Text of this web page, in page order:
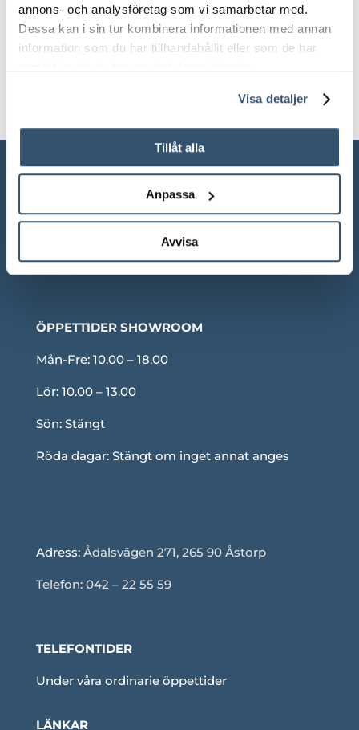
annons- och analysföretag som vi samarbetar med.
Dessa kan i sin tur kombinera informationen med annan
information som du har tillhandahållit eller som de har
Visa detaljer
Tillåt alla
Anpassa
Avvisa
Vikt
3.3 kg
ÖPPETTIDER SHOWROOM
Mån-Fre: 10.00 – 18.00
Lör: 10.00 – 13.00
Sön: Stängt
Röda dagar: Stängt om inget annat anges
Adress: Ådalsvägen 271, 265 90 Åstorp
Telefon: 042 – 22 55 59
TELEFONTIDER
Under våra ordinarie öppettider
LÄNKAR